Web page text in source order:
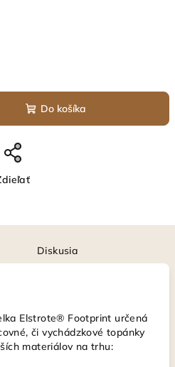
Do košíka
Diskusia
Elstrote® Footprint určená
či vychádzkové topánky
materiálov na trhu: